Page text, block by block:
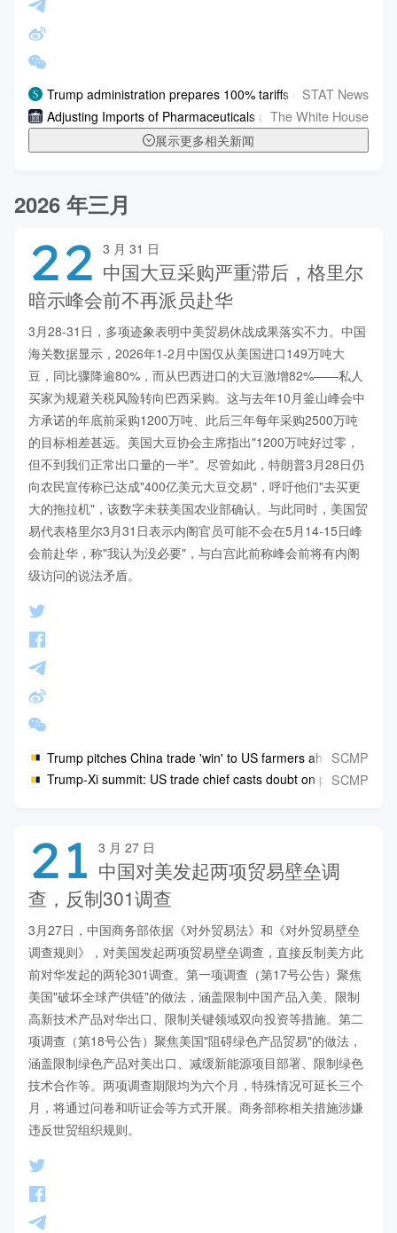
Trump administration prepares 100% tariffs on some
STAT News
Adjusting Imports of Pharmaceuticals and Pharmaceutical
The White House
展示更多相关新闻
2026 年三月
22 3 月 31 日
中国大豆采购严重滞后，格里尔
暗示峰会前不再派员赴华
3月28-31日，多项迹象表明中美贸易休战成果落实不力。中国
海关数据显示，2026年1-2月中国仅从美国进口149万吨大
豆，同比骤降逾80%，而从巴西进口的大豆激增82%——私人
买家为规避关税风险转向巴西采购。这与去年10月釜山峰会中
方承诺的年底前采购1200万吨、此后三年每年采购2500万吨
的目标相差甚远。美国大豆协会主席指出"1200万吨好过零，
但不到我们正常出口量的一半"。尽管如此，特朗普3月28日仍
向农民宣传称已达成"400亿美元大豆交易"，呼吁他们"去买更
大的拖拉机"，该数字未获美国农业部确认。与此同时，美国贸
易代表格里尔3月31日表示内阁官员可能不会在5月14-15日峰
会前赴华，称"我认为没必要"，与白宫此前称峰会前将有内阁
级访问的说法矛盾。
Trump pitches China trade 'win' to US farmers ahead of Xi
SCMP
Trump-Xi summit: US trade chief casts doubt on pre-meeting
SCMP
21 3 月 27 日
中国对美发起两项贸易壁垒调
查，反制301调查
3月27日，中国商务部依据《对外贸易法》和《对外贸易壁垒
调查规则》，对美国发起两项贸易壁垒调查，直接反制美方此
前对华发起的两轮301调查。第一项调查（第17号公告）聚焦
美国"破坏全球产供链"的做法，涵盖限制中国产品入美、限制
高新技术产品对华出口、限制关键领域双向投资等措施。第二
项调查（第18号公告）聚焦美国"阻碍绿色产品贸易"的做法，
涵盖限制绿色产品对美出口、减缓新能源项目部署、限制绿色
技术合作等。两项调查期限均为六个月，特殊情况可延长三个
月，将通过问卷和听证会等方式开展。商务部称相关措施涉嫌
违反世贸组织规则。